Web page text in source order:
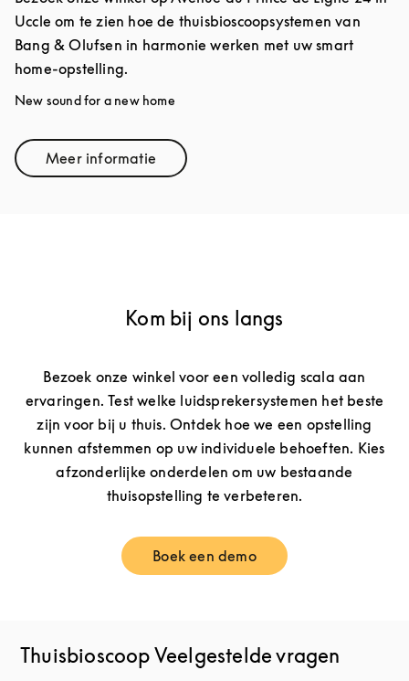
Uccle om te zien hoe de thuisbioscoopsystemen van
Bang & Olufsen in harmonie werken met uw smart
home-opstelling.
New sound for a new home
Meer informatieLink Opens in New Tab
Kom bij ons langs
Bezoek onze winkel voor een volledig scala aan
ervaringen. Test welke luidsprekersystemen het beste
zijn voor bij u thuis. Ontdek hoe we een opstelling
kunnen afstemmen op uw individuele behoeften. Kies
afzonderlijke onderdelen om uw bestaande
thuisopstelling te verbeteren.
Boek een demoLink Opens in New Tab
Thuisbioscoop Veelgestelde vragen